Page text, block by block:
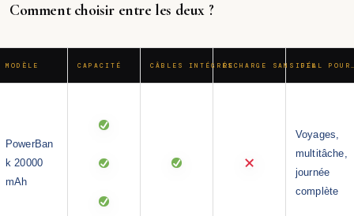
Comment choisir entre les deux ?
MODÈLE CAPACITÉ CÂBLES INTÉGRÉSRECHARGE SANS FIL
IDÉAL
PowerBan
k 20000
mAh
Voyages,
multitâche,
journée
complète